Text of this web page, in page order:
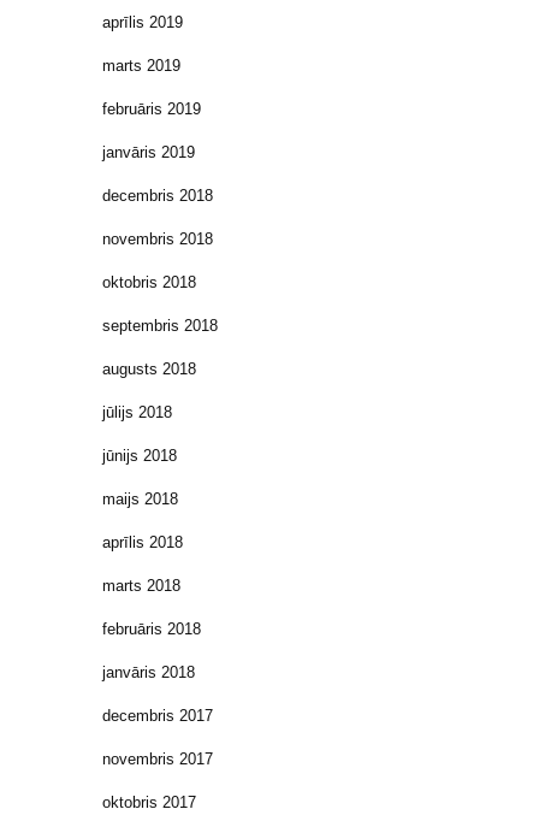
aprīlis 2019
marts 2019
februāris 2019
janvāris 2019
decembris 2018
novembris 2018
oktobris 2018
septembris 2018
augusts 2018
jūlijs 2018
jūnijs 2018
maijs 2018
aprīlis 2018
marts 2018
februāris 2018
janvāris 2018
decembris 2017
novembris 2017
oktobris 2017